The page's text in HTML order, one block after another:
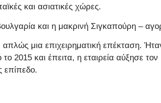
και ασιατικές χώρες.
και η μακρινή Σιγκαπούρη –
μια επιχειρηματική επέκταση.
2015 και έπειτα, η εταιρεία αύξησε
επίπεδο.